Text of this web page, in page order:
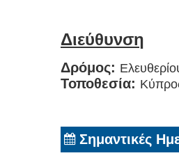
Διεύθυνση
Δρόμος:
Τοποθεσία:
Σημαντικές